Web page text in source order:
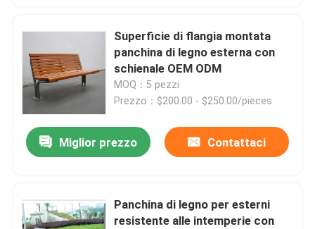
Superficie di flangia montata
panchina di legno esterna con
schienale OEM ODM
MOQ：5 pezzi
Prezzo：$200.00 - $250.00/pieces
Miglior prezzo Contattaci
Panchina di legno per esterni
resistente alle intemperie con